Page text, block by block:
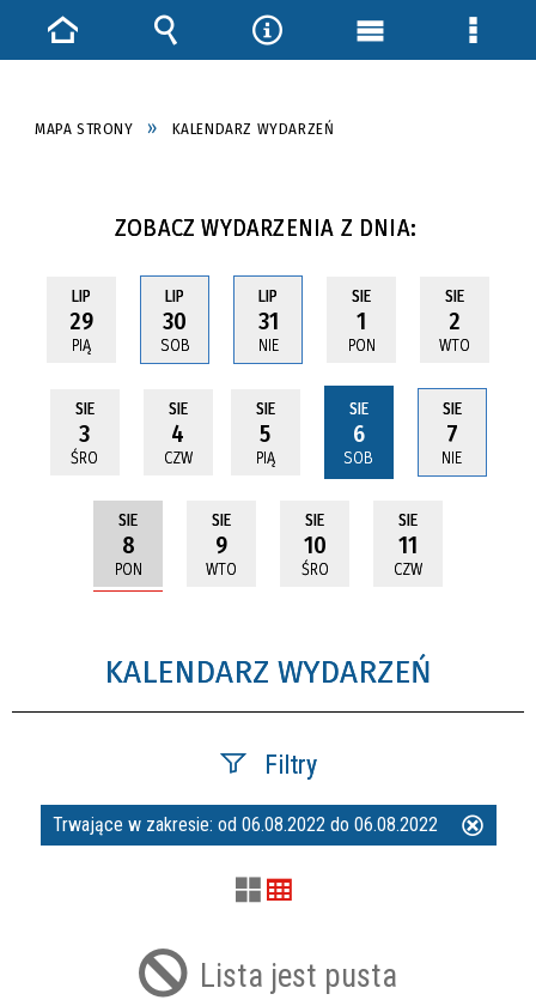
MAPA STRONY KALENDARZ WYDARZEŃ
ZOBACZ WYDARZENIA Z DNIA:
LIP
29
PIĄ
LIP
30
SOB
LIP
31
NIE
SIE
1
PON
SIE
2
WTO
SIE
3
ŚRO
SIE
4
CZW
SIE
5
PIĄ
SIE
6
SOB
SIE
7
NIE
SIE
8
PON
SIE
9
WTO
SIE
10
ŚRO
SIE
11
CZW
KALENDARZ WYDARZEŃ
Filtry
Szukana fraza
Trwające w zakresie: od 06.08.2022 do 06.08.2022
Lista jest pusta
Strona
Wyszukiwarka
NarzędziaMenu
Menu